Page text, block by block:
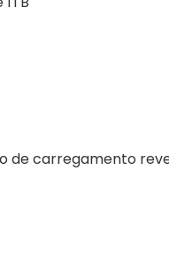
de carregamento